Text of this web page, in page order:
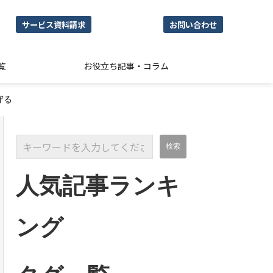
サービス資料請求 お問い合わせ
お役立ち記事・コラム
る
人気記事ランキ
ング